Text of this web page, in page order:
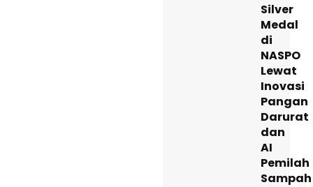
Silver
Medal
di
NASPO
Lewat
Inovasi
Pangan
Darurat
dan
AI
Pemilah
Sampah